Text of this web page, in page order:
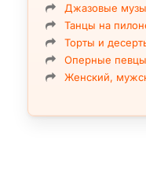
Джазовые
Танцы на
Торты и
Оперные
Женский,